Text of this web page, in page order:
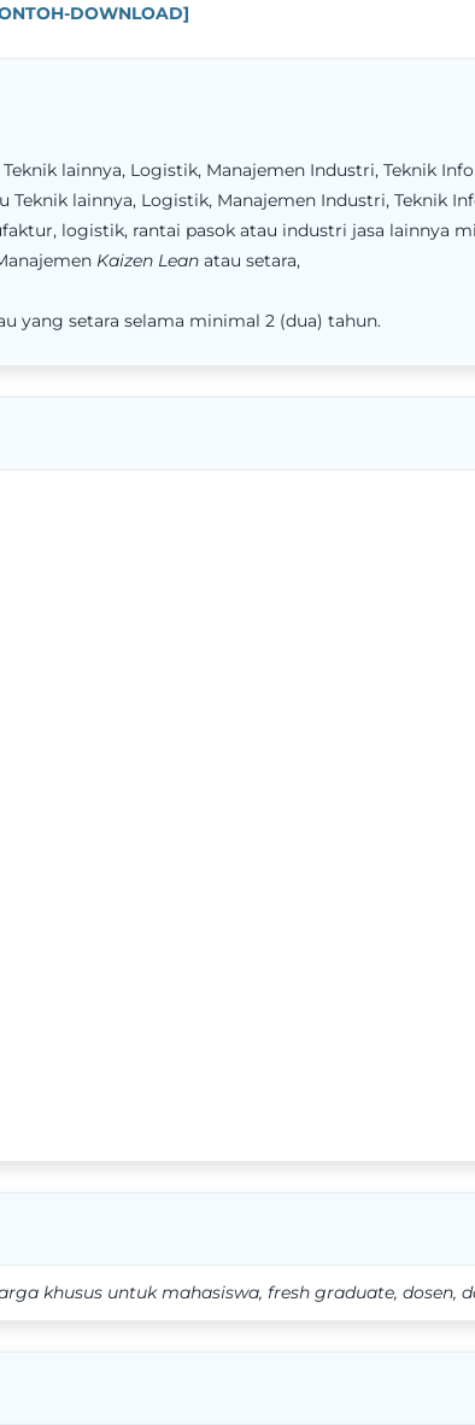
DOWNLOAD]
lainnya, Logistik, Manajemen Industri, Teknik
lainnya, Logistik, Manajemen Industri, Teknik
logistik, rantai pasok atau industri jasa lainnya
Kaizen Leanatau setara,
yang setara selama minimal 2 (dua) tahun.
khusus untuk mahasiswa, fresh graduate, dosen,